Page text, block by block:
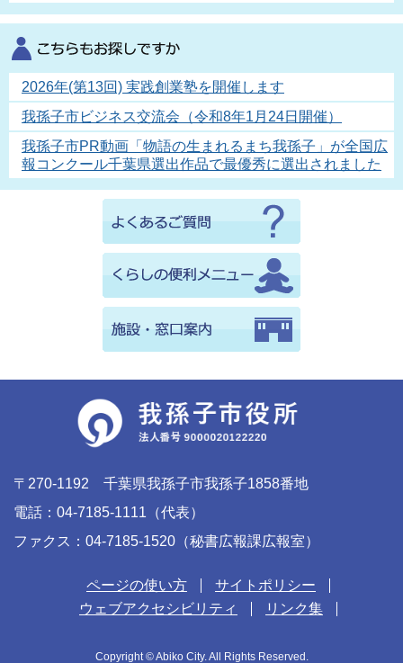
2026年(第13回) 実践創業塾を開催します
我孫子市ビジネス交流会（令和8年1月24日開催）
我孫子市PR動画「物語の生まれるまち我孫子」が全国広
報コンクール千葉県選出作品で最優秀に選出されました
〒270-1192 千葉県我孫子市我孫子1858番地
電話：04-7185-1111（代表）
ファクス：04-7185-1520（秘書広報課広報室）
ページの使い方
サイトポリシー
ウェブアクセシビリティ
リンク集
Copyright © Abiko City. All Rights Reserved.